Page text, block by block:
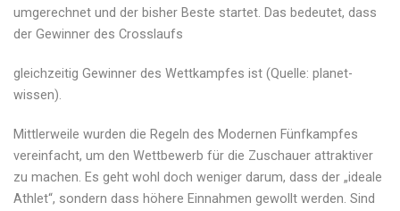
umgerechnet und der bisher Beste startet. Das bedeutet, dass
der Gewinner des Crosslaufs
gleichzeitig Gewinner des Wettkampfes ist (Quelle: planet-
wissen).
Mittlerweile wurden die Regeln des Modernen Fünfkampfes
vereinfacht, um den Wettbewerb für die Zuschauer attraktiver
zu machen. Es geht wohl doch weniger darum, dass der „ideale
Athlet“, sondern dass höhere Einnahmen gewollt werden. Sind